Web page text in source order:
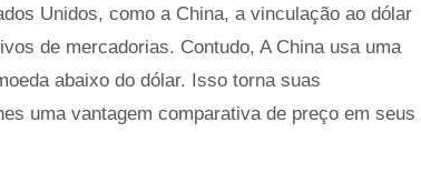
Unidos, como a China, a vinculação ao dólar
de mercadorias. Contudo, A China usa uma
abaixo do dólar. Isso torna suas
uma vantagem comparativa de preço em seus